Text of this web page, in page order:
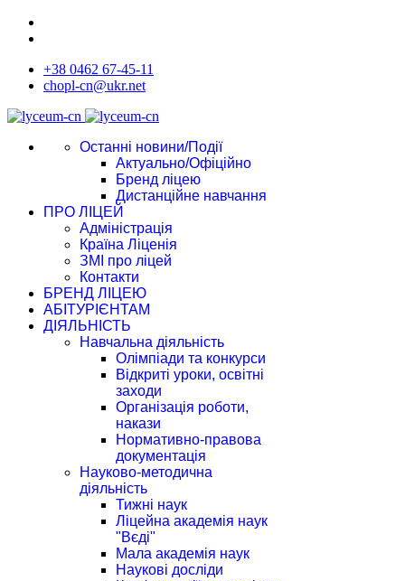
+38 0462 67-45-11
chopl-cn@ukr.net
Останні новини/Події
Актуально/Офіційно
Бренд ліцею
Дистанційне навчання
ПРО ЛІЦЕЙ
Адміністрація
Країна Ліценія
ЗМІ про ліцей
Контакти
БРЕНД ЛІЦЕЮ
АБІТУРІЄНТАМ
ДІЯЛЬНІСТЬ
Навчальна діяльність
Олімпіади та конкурси
Відкриті уроки, освітні
заходи
Організація роботи,
накази
Нормативно-правова
документація
Науково-методична
діяльність
Тижні наук
Ліцейна академія наук
"Вєді"
Мала академія наук
Наукові досліди